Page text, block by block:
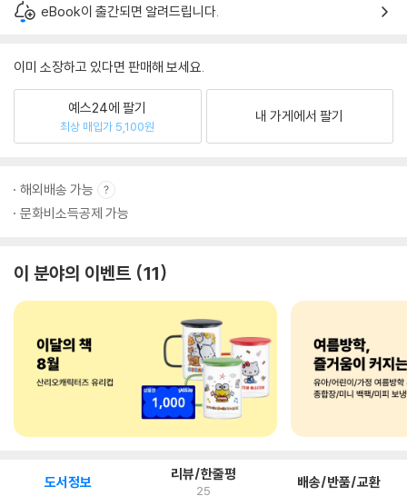
eBook이 출간되면 알려드립니다.
이미 소장하고 있다면 판매해 보세요.
예스24에 팔기
최상 매입가 5,100원
내 가게에서 팔기
해외배송 가능
문화비소득공제 가능
이 분야의 이벤트 11
도서정보 리뷰/한줄평
25 배송/반품/교환